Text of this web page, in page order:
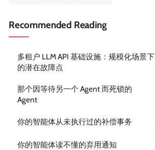
Recommended Reading
多租户 LLM API 基础设施：规模化场景下
的潜在故障点
那个因等待另一个 Agent 而死锁的
Agent
你的智能体从未执行过的补偿事务
你的智能体读不懂的弃用通知